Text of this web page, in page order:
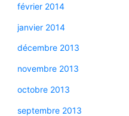
février 2014
janvier 2014
décembre 2013
novembre 2013
octobre 2013
septembre 2013